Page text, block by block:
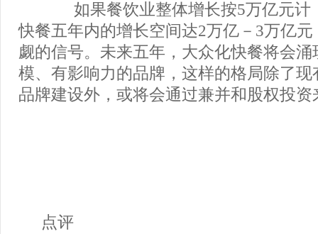
如果餐饮业整体增长按5万亿元计
快餐五年内的增长空间达2万亿－3万亿
觑的信号。未来五年，大众化快餐将会涌
模、有影响力的品牌，这样的格局除了现
品牌建设外，或将会通过兼并和股权投资
点评